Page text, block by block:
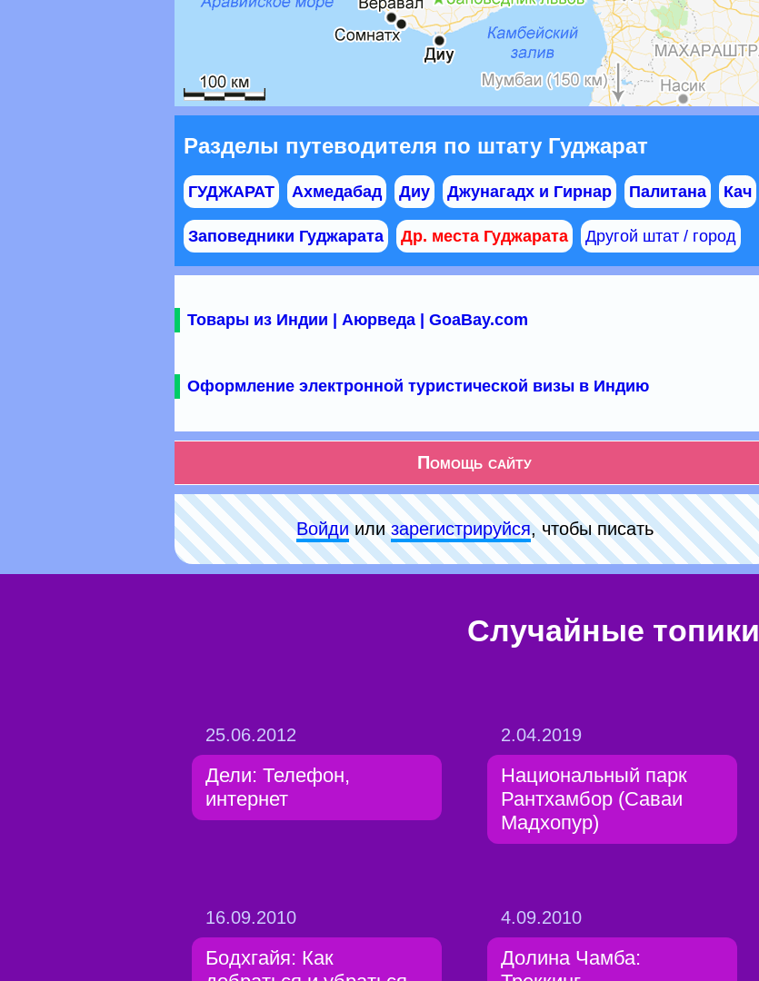
Разделы путеводителя по штату Гуджарат
ГУДЖАРАТ Ахмедабад Диу Джунагадх и Гирнар Палитана Кач
Заповедники Гуджарата Др. места Гуджарата Другой штат / город
Товары из Индии | Аюрведа | GoaBay.com
Оформление электронной туристической визы в Индию
Помощь сайту
Войдиилизарeгиcтpируйся, чтобы писать
Случайные топики
25.06.2012
Дели: Телефон,
интернет
2.04.2019
Национальный парк
Рантхамбор (Саваи
Мадхопур)
16.09.2010
Бодхгайя: Как
4.09.2010
Долина Чамба: